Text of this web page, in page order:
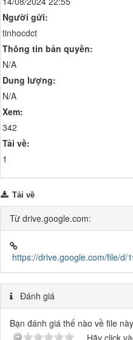
Người gửi:
tinhocdct
Thông tin bản quyền:
N/A
Dung lượng:
N/A
Xem:
342
Tải về:
1
Tải về
Từ drive.google.com:
https://drive.google.com/file/d/
Đánh giá
Bạn đánh giá thế nào về file